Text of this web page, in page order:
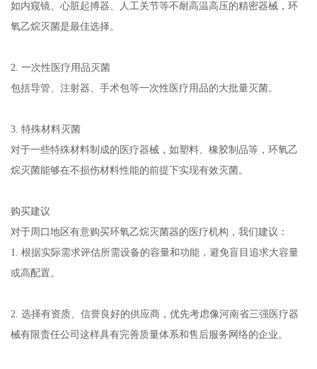
如内窥镜、心脏起搏器、人工关节等不耐高温高压的精密器械，环
氧乙烷灭菌是最佳选择。
2. 一次性医疗用品灭菌
包括导管、注射器、手术包等一次性医疗用品的大批量灭菌。
3. 特殊材料灭菌
对于一些特殊材料制成的医疗器械，如塑料、橡胶制品等，环氧乙
烷灭菌能够在不损伤材料性能的前提下实现有效灭菌。
购买建议
对于周口地区有意购买环氧乙烷灭菌器的医疗机构，我们建议：
1. 根据实际需求评估所需设备的容量和功能，避免盲目追求大容量
或高配置。
2. 选择有资质、信誉良好的供应商，优先考虑像河南省三强医疗器
械有限责任公司这样具有完善质量体系和售后服务网络的企业。